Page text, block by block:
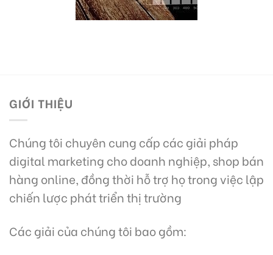
GIỚI THIỆU
Chúng tôi chuyên cung cấp các giải pháp
digital marketing cho doanh nghiệp, shop bán
hàng online, đồng thời hỗ trợ họ trong việc lập
chiến lược phát triển thị trường
Các giải của chúng tôi bao gồm: